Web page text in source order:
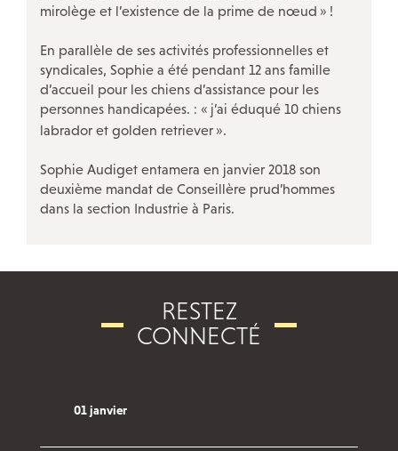
Notre histoire
Guide de vos droits après l’entretien préalable
NOS ACTIONS SPÉCIFIQUES
Avec les salariés des TPE!
Travail du dimanche
Conseil des générations futures
mirolège et l’existence de la prime de nœud » !
En parallèle de ses activités professionnelles et
syndicales, Sophie a été pendant 12 ans famille
d’accueil pour les chiens d’assistance pour les
personnes handicapées. : « j’ai éduqué 10 chiens
labrador et golden retriever ».
Sophie Audiget entamera en janvier 2018 son
deuxième mandat de Conseillère prud’hommes
dans la section Industrie à Paris.
RESTEZ
CONNECTÉ
01 janvier